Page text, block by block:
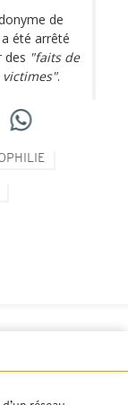
de
a été arrêté
des "faits de
victimes".